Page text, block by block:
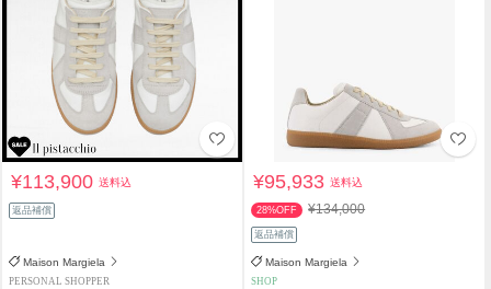
¥113,900送料込
返品補償
Maison Margiela
PERSONAL SHOPPER
¥95,933送料込
28%OFF ¥134,000
返品補償
Maison Margiela
SHOP